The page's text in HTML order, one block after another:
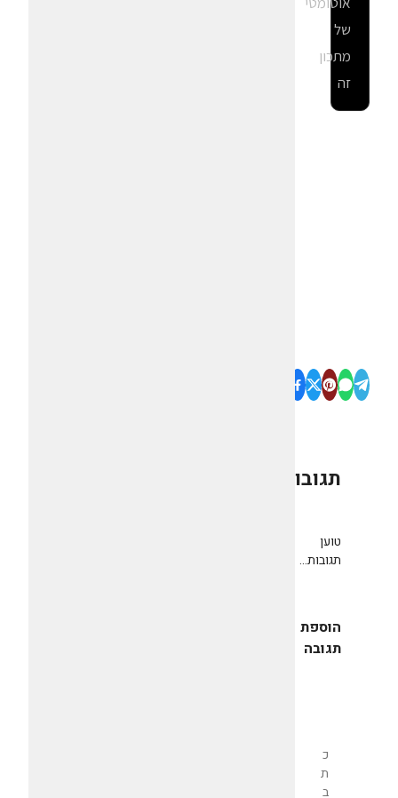
של
מתכון
זה
תגובות
טוען
תגובות...
הוספת
תגובה